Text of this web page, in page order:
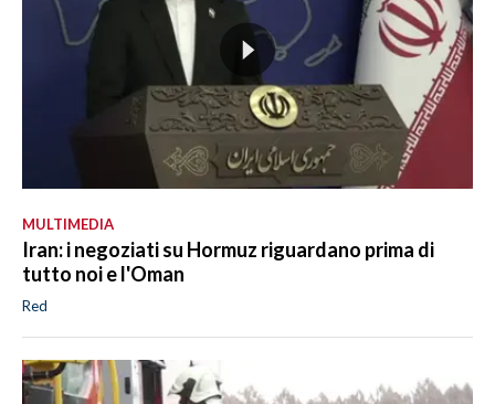
MULTIMEDIA
Iran: i negoziati su Hormuz riguardano prima di
tutto noi e l'Oman
Red